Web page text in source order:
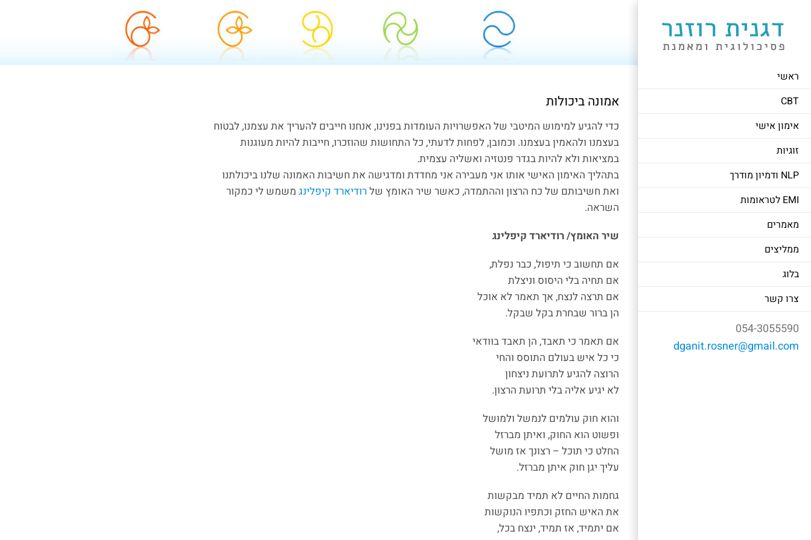
ראשי
CBT
אימון אישי
זוגיות
NLP ודמיון מודרך
EMI לטראומות
מאמרים
ממליצים
בלוג
צרו קשר
054-3055590
dganit.rosner@gmail.com
אמונה ביכולות
כדי להגיע למימוש המיטבי של האפשרויות העומדות בפנינו, אנחנו חייבים להעריך את עצמנו, לבטוח
בעצמנו ולהאמין בעצמנו. וכמובן, לפחות לדעתי, כל התחושות שהוזכרו, חייבות להיות מעוגנות
במציאות ולא להיות בגדר פנטזיה ואשליה עצמית.
בתהליך האימון האישי אותו אני מעבירה אני מחדדת ומדגישה את חשיבות האמונה שלנו ביכולתנו
ואת חשיבותם של כח הרצון וההתמדה, כאשר שיר האומץ של רודיארד קיפלינג משמש לי כמקור
השראה.
שיר האומץ/ רודיארד קיפלינג
אם תחשוב כי תיפול, כבר נפלת,
אם תחיה בלי היסוס וניצלת
אם תרצה לנצח, אך תאמר לא אוכל
הן ברור שבחרת בקל שבקל.
אם תאמר כי תאבד, הן תאבד בוודאי
כי כל איש בעולם התוסס והחי
הרוצה להגיע לתרועת ניצחון
לא יגיע אליה בלי תרועת הרצון.
והוא חוק עולמים לנמשל ולמושל
ופשוט הוא החוק, ואיתן מברזל
החלט כי תוכל – רצונך אז מושל
עליך יגן חוק איתן מברזל.
גחמות החיים לא תמיד מבקשות
את האיש החזק וכתפיו הנוקשות
אם יתמיד, אז תמיד, ינצח בכל,